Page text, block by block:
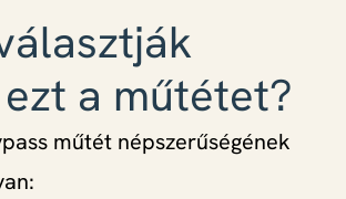
a műtétet?
műtét népszerűségének